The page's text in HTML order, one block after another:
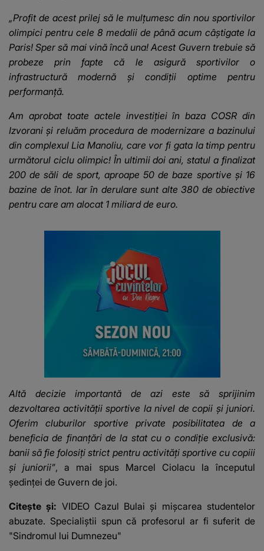
„Profit de acest prilej să le mulțumesc din nou sportivilor
olimpici pentru cele 8 medalii de până acum câștigate la
Paris! Sper să mai vină încă una! Acest Guvern trebuie să
probeze prin fapte că le asigură sportivilor o
infrastructură modernă și condiții optime pentru
performanță.
Am aprobat toate actele investiției în baza COSR din
Izvorani și reluăm procedura de modernizare a bazinului
din complexul Lia Manoliu, care vor fi gata la timp pentru
următorul ciclu olimpic! În ultimii doi ani, statul a finalizat
200 de săli de sport, aproape 50 de baze sportive și 16
bazine de înot. Iar în derulare sunt alte 380 de obiective
pentru care am alocat 1 miliard de euro.
Altă decizie importantă de azi este să sprijinim
dezvoltarea activității sportive la nivel de copii și juniori.
Oferim cluburilor sportive private posibilitatea de a
beneficia de finanțări de la stat cu o condiție exclusivă:
banii să fie folosiți strict pentru activități sportive cu copiii
și juniorii”, a mai spus Marcel Ciolacu la începutul
ședinței de Guvern de joi.
Citește și: VIDEO Cazul Bulai și mișcarea studentelor
abuzate. Specialiștii spun că profesorul ar fi suferit de
"Sindromul lui Dumnezeu"